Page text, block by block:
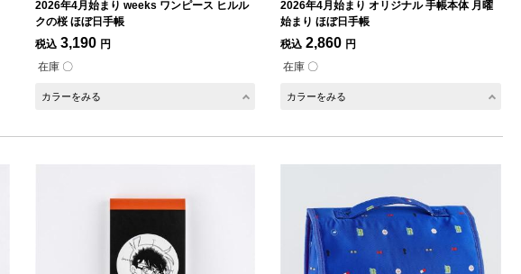
2026年4月始まり weeks ワンピース ヒルル
クの桜 ほぼ日手帳
税込 3,190 円
在庫 〇
カラーをみる
2026年4月始まり オリジナル 手帳本体 月曜
始まり ほぼ日手帳
税込 2,860 円
在庫 〇
カラーをみる